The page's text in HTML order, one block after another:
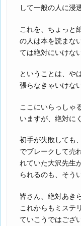
して一般の人に浸
これを、ちょっと
の人は本を読まな
ては絶対にいけな
ということは、や
張らなきゃいけな
ここにいらっしゃ
いますが、絶対に
初手が失敗しても
でブレークして売
れていた大沢先生
られるのも、そう
皆さん、絶対あき
これからもミステ
ていこうではござ